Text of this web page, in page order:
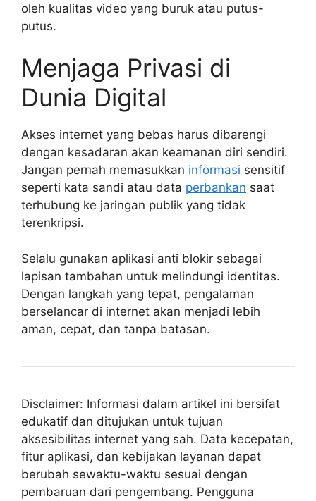
oleh kualitas video yang buruk atau putus-
putus.
Menjaga Privasi di
Dunia Digital
Akses internet yang bebas harus dibarengi
dengan kesadaran akan keamanan diri sendiri.
Jangan pernah memasukkan informasi sensitif
seperti kata sandi atau data perbankan saat
terhubung ke jaringan publik yang tidak
terenkripsi.
Selalu gunakan aplikasi anti blokir sebagai
lapisan tambahan untuk melindungi identitas.
Dengan langkah yang tepat, pengalaman
berselancar di internet akan menjadi lebih
aman, cepat, dan tanpa batasan.
Disclaimer: Informasi dalam artikel ini bersifat
edukatif dan ditujukan untuk tujuan
aksesibilitas internet yang sah. Data kecepatan,
fitur aplikasi, dan kebijakan layanan dapat
berubah sewaktu-waktu sesuai dengan
pembaruan dari pengembang. Pengguna